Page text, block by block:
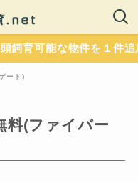
育可能な物件を１件追
ート)
料(ファイバー